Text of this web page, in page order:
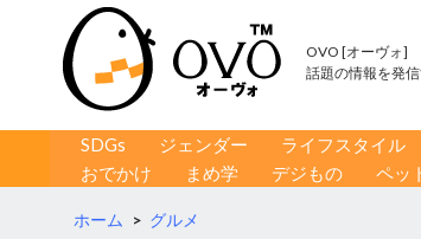
OVO [オーヴォ]
話題の情報を発
コンテンツへ移動
SDGs ジェンダー ライフスタイル
おでかけ
まめ学 デジもの ペッ
ホーム > グルメ